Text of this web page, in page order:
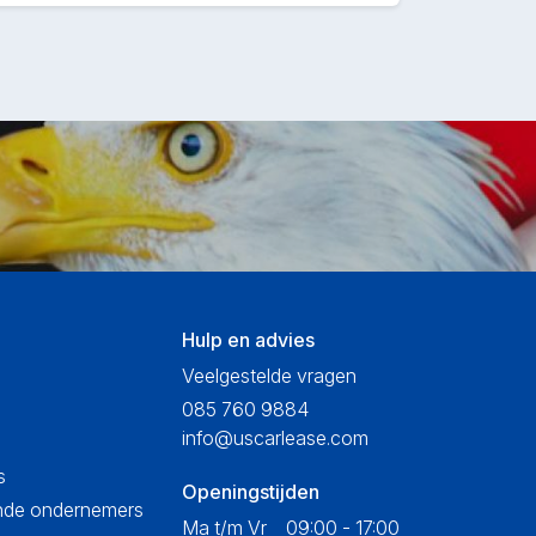
ondernemers
Hulp en advies
Veelgestelde vragen
085 760 9884
info@uscarlease.com
Openingstijden
Ma t/m Vr
09:00 - 17:00